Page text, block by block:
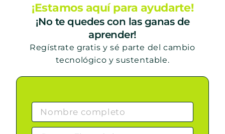
¡Estamos aquí para ayudarte!
¡No te quedes con las ganas de
aprender!
Regístrate gratis y sé parte del cambio
tecnológico y sustentable.